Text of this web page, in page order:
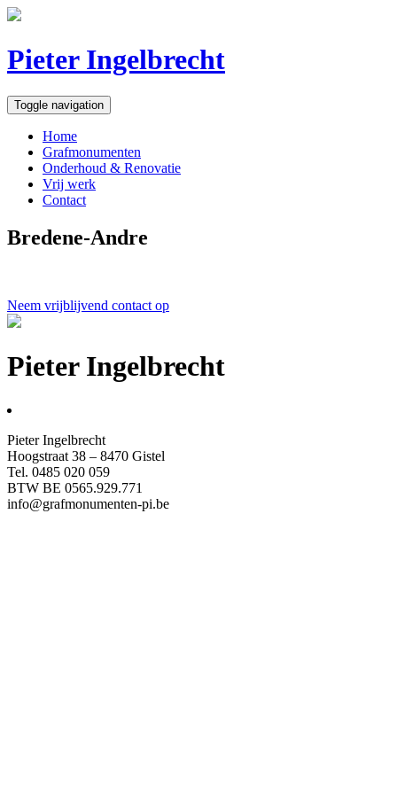
Pieter Ingelbrecht
Toggle navigation
Home
Grafmonumenten
Onderhoud & Renovatie
Vrij werk
Contact
Bredene-Andre
Neem vrijblijvend contact op
Pieter Ingelbrecht
Pieter Ingelbrecht
Hoogstraat 38 – 8470 Gistel
Tel. 0485 020 059
BTW BE 0565.929.771
info@grafmonumenten-pi.be